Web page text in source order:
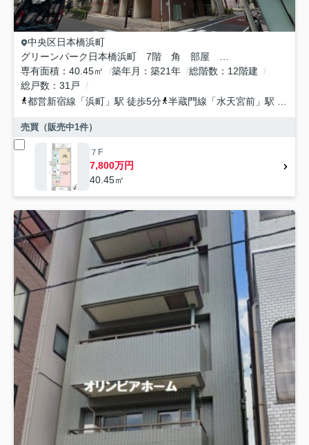
中央区日本橋浜町
専有面積
40.45㎡ 築年月 築21年 総階数
12階建
総戸数
31戸
都営新宿線 「浜町 」駅 徒歩5分 半蔵門線 「水天宮前 」駅 徒歩8分
売買（販売中1件）
７F
7,800万円
40.45㎡